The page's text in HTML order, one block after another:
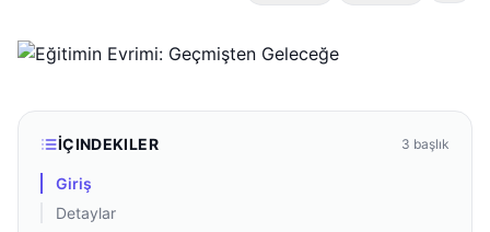
İÇINDEKILER 3 başlık
Giriş
Detaylar